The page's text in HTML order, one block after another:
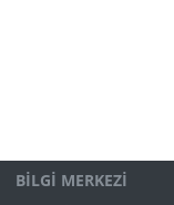
BİLGİ MERKEZİ